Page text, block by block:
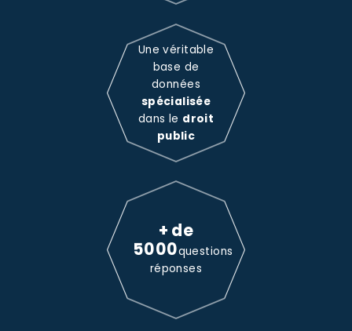
Une véritable
base de
données
spécialisée
dans le droit
public
+ de
5000questions
réponses